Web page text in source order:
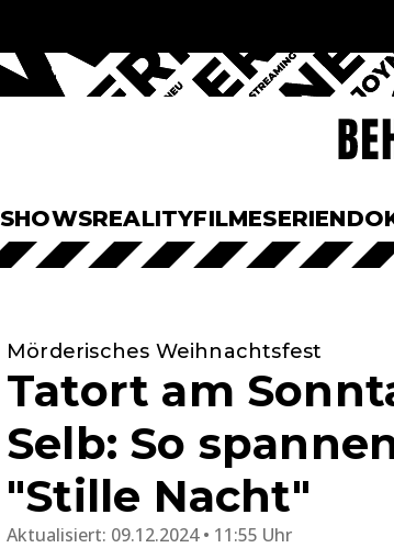
SHOWSREALITYFILMESERIEN
Mörderisches Weihnachtsfest
Tatort am
Selb: So
"Stille Nacht"
Aktualisiert: 09.12.2024 • 11:55 Uhr